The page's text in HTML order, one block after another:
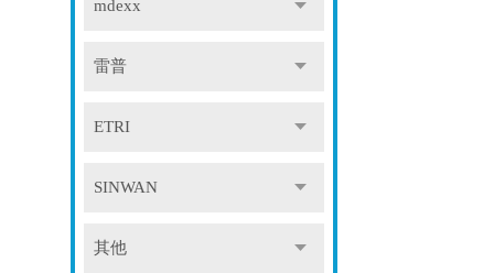
mdexx
雷普
ETRI
SINWAN
其他